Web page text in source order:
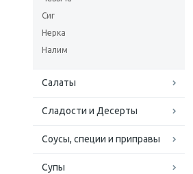
Сиг
Нерка
Налим
Салаты
Сладости и Десерты
Соусы, специи и приправы
Супы